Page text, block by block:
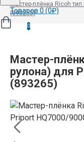
Товаров 0 (0₽)
0
Мастер-плёнка Ricoh
(893265)
Мастер-
рулона) для
(893265)